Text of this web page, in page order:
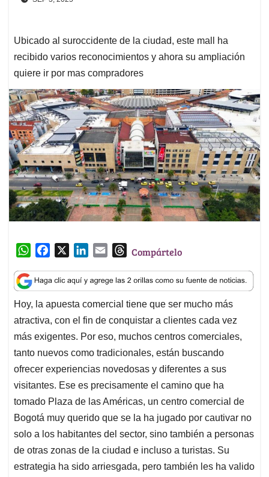
Ubicado al suroccidente de la ciudad, este mall ha
recibido varios reconocimientos y ahora su ampliación
quiere ir por mas compradores
W
a
t
s
A
p
p
c
e
b
o
o
k
n
k
e
d
I
n
a
i
l
T
r
e
a
d
s
Compártelo
Hoy, la apuesta comercial tiene que ser mucho más
atractiva, con el fin de conquistar a clientes cada vez
más exigentes. Por eso, muchos centros comerciales,
tanto nuevos como tradicionales, están buscando
ofrecer experiencias novedosas y diferentes a sus
visitantes. Ese es precisamente el camino que ha
tomado Plaza de las Américas, un centro comercial de
Bogotá muy querido que se la ha jugado por cautivar no
solo a los habitantes del sector, sino también a personas
de otras zonas de la ciudad e incluso a turistas. Su
estrategia ha sido arriesgada, pero también les ha valido